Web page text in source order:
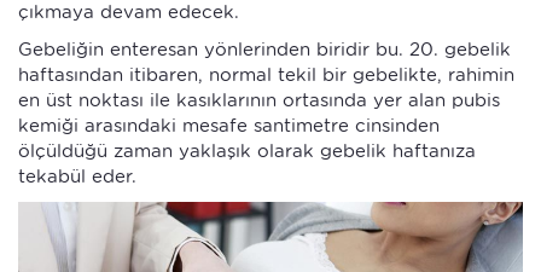
çıkmaya devam edecek.
Gebeliğin enteresan yönlerinden biridir bu. 20. gebelik
haftasından itibaren, normal tekil bir gebelikte, rahimin
en üst noktası ile kasıklarının ortasında yer alan pubis
kemiği arasındaki mesafe santimetre cinsinden
ölçüldüğü zaman yaklaşık olarak gebelik haftanıza
tekabül eder.